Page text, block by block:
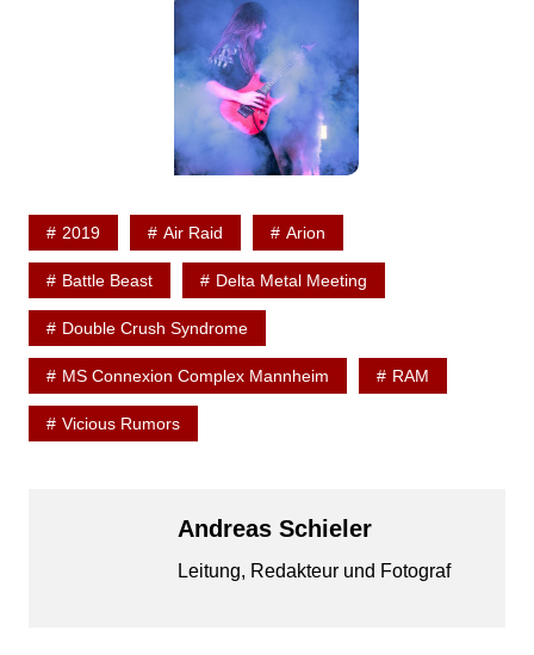
2019 Air Raid Arion
Battle Beast Delta Metal Meeting
Double Crush Syndrome
MS Connexion Complex Mannheim RAM
Vicious Rumors
Andreas Schieler
Leitung, Redakteur und Fotograf